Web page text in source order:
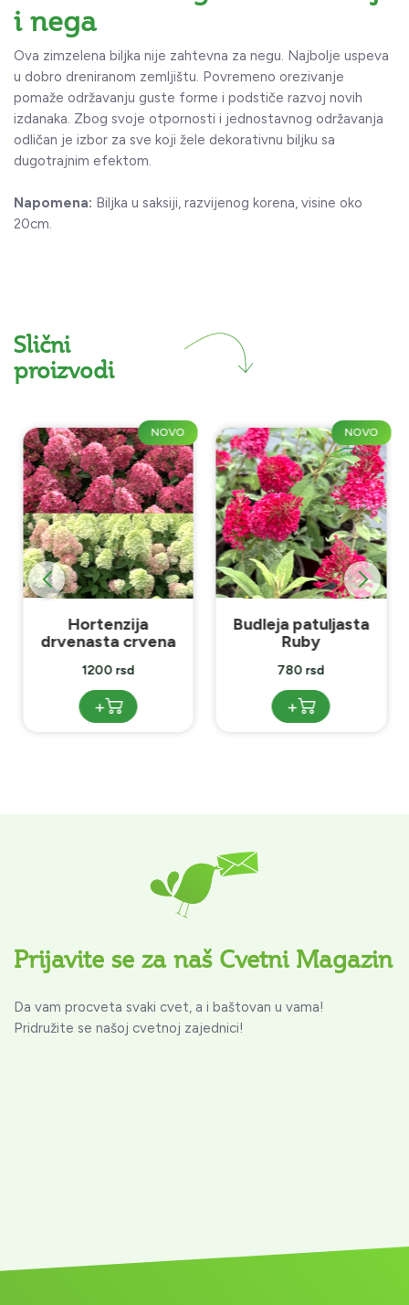
i nega
Ova zimzelena biljka nije zahtevna za negu. Najbolje uspeva
u dobro dreniranom zemljištu. Povremeno orezivanje
pomaže održavanju guste forme i podstiče razvoj novih
izdanaka. Zbog svoje otpornosti i jednostavnog održavanja
odličan je izbor za sve koji žele dekorativnu biljku sa
dugotrajnim efektom.
Napomena: Biljka u saksiji, razvijenog korena, visine oko
20cm.
Slični
proizvodi
NOVO
Hortenzija
drvenasta crvena
1200 rsd
+
NOVO
Budleja patuljasta
Ruby
780 rsd
+
Prijavite se za naš Cvetni Magazin
Da vam procveta svaki cvet, a i baštovan u vama!
Pridružite se našoj cvetnoj zajednici!